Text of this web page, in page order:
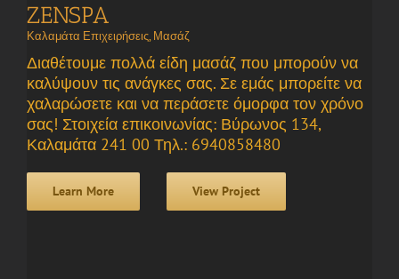
ZENSPA
Καλαμάτα Επιχειρήσεις, Μασάζ
Διαθέτουμε πολλά είδη μασάζ που μπορούν να
καλύψουν τις ανάγκες σας. Σε εμάς μπορείτε να
χαλαρώσετε και να περάσετε όμορφα τον χρόνο
σας! Στοιχεία επικοινωνίας: Βύρωνος 134,
Καλαμάτα 241 00 Τηλ.: 6940858480
Learn More View Project